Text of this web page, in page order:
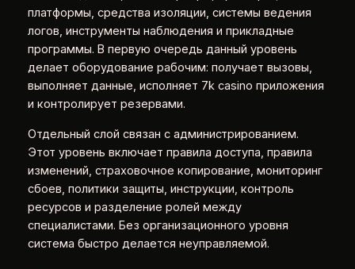
платформы, средства изоляции, системы ведения
логов, инструменты наблюдения и прикладные
программы. В первую очередь данный уровень
делает оборудование рабочим: получает вызовы,
выполняет данные, исполняет 7k casino приложения
и контролирует резервами.
Отдельный слой связан с администрированием.
Этот уровень включает правила доступа, правила
изменений, страховочное копирование, мониторинг
сбоев, политики защиты, инструкции, контроль
ресурсов и разделение ролей между
специалистами. Без организационного уровня
система быстро делается неуправляемой.